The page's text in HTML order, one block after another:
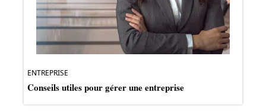
ENTREPRISE
Conseils utiles pour gérer une entreprise